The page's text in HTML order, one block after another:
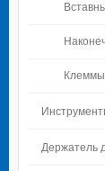
Клеммы
Держатель